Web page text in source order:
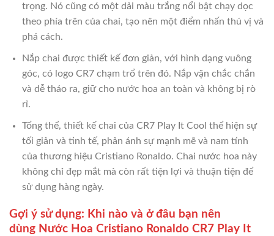
trọng. Nó cũng có một dải màu trắng nổi bật chạy dọc
theo phía trên của chai, tạo nên một điểm nhấn thú vị và
phá cách.
Nắp chai được thiết kế đơn giản, với hình dạng vuông
góc, có logo CR7 chạm trổ trên đó. Nắp vặn chắc chắn
và dễ tháo ra, giữ cho nước hoa an toàn và không bị rò
rỉ.
Tổng thể, thiết kế chai của CR7 Play It Cool thể hiện sự
tối giản và tinh tế, phản ánh sự mạnh mẽ và nam tính
của thương hiệu Cristiano Ronaldo. Chai nước hoa này
không chỉ đẹp mắt mà còn rất tiện lợi và thuận tiện để
sử dụng hàng ngày.
Gợi ý sử dụng: Khi nào và ở đâu bạn nên
dùng Nước Hoa Cristiano Ronaldo CR7 Play It